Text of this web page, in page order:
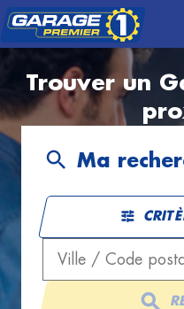
Trouver un
Ma